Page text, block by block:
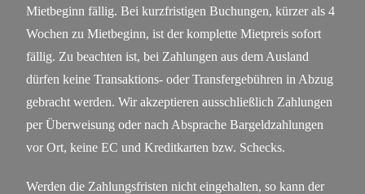
Mietbeginn fällig. Bei kurzfristigen Buchungen, kürzer als 4
Wochen zu Mietbeginn, ist der komplette Mietpreis sofort
fällig. Zu beachten ist, bei Zahlungen aus dem Ausland
dürfen keine Transaktions- oder Transfergebühren in Abzug
gebracht werden. Wir akzeptieren ausschließlich Zahlungen
per Überweisung oder nach Absprache Bargeldzahlungen
vor Ort, keine EC und Kreditkarten bzw. Schecks.
Werden die Zahlungsfristen nicht eingehalten, so kann der